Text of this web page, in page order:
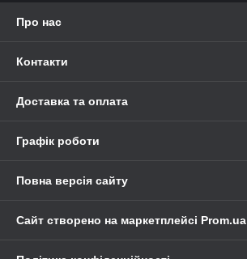
Про нас
Контакти
Доставка та оплата
Графік роботи
Повна версія сайту
Сайт створено на маркетплейсі Prom.ua